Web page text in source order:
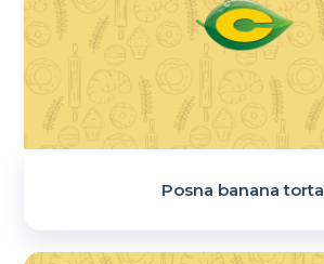
Posna banana torta